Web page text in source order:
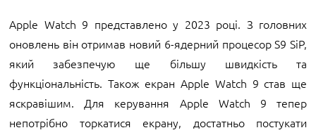
Apple Watch 9 представлено у 2023 році. З головних
оновлень він отримав новий 6-ядерний процесор S9 SiP,
який забезпечую ще більшу швидкість та
функціональність. Також екран Apple Watch 9 став ще
яскравішим. Для керування Apple Watch 9 тепер
непотрібно торкатися екрану, достатньо постукати